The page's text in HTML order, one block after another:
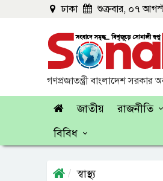
ঢাকা শুক্রবার, ০৭
গণপ্রজাতন্ত্রী বাংলাদেশ
জাতীয় রাজনীতি
বিবিধ
স্বাস্থ্য